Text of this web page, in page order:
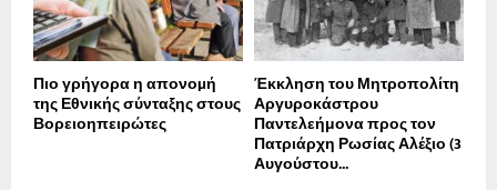
Πιο γρήγορα η απονοµή
της Εθνικής σύνταξης στους
Βορειοηπειρώτες
Έκκληση του Μητροπολίτη
Αργυροκάστρου
Παντελεήμονα προς τον
Πατριάρχη Ρωσίας Αλέξιο (3
Αυγούστου...